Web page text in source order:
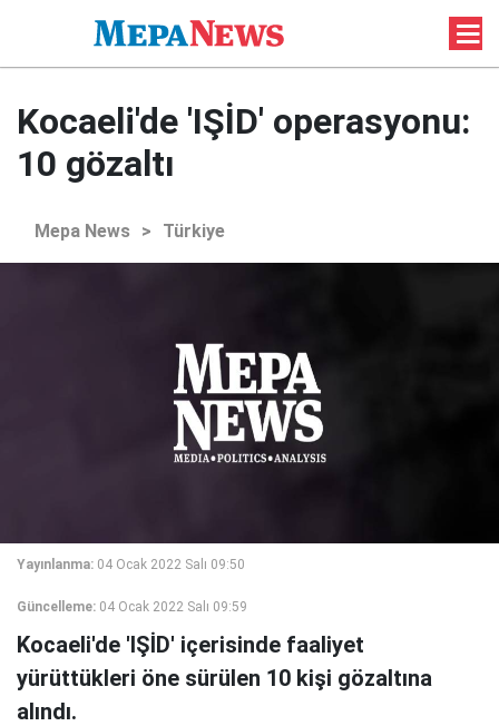
Kocaeli'de 'IŞİD' operasyonu:
10 gözaltı
Mepa News > Türkiye
Yayınlanma: 04 Ocak 2022 Salı 09:50
Güncelleme: 04 Ocak 2022 Salı 09:59
Kocaeli'de 'IŞİD' içerisinde faaliyet
yürüttükleri öne sürülen 10 kişi gözaltına
alındı.